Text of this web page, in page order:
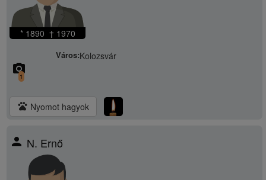
* 1890 † 1970
Város:Kolozsvár
camera_alt
1
pets Nyomot hagyok
person N. Ernő